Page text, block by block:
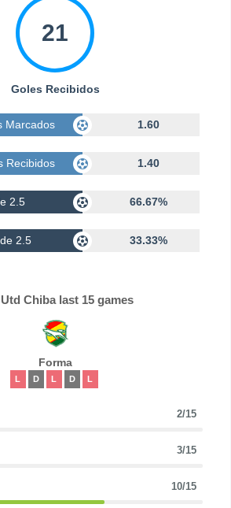
21
Goles Recibidos
Marcados 1.60
Recibidos 1.40
2.5 66.67%
2.5 33.33%
Chiba last 15 games
Forma
L D L D L
2/15
3/15
10/15